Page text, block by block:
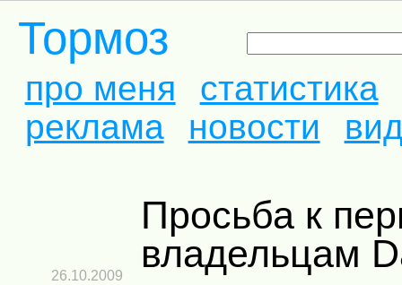
Тормоз
про меня
статистика
реклама
новости
Просьба к первым
владельцам
26.10.2009